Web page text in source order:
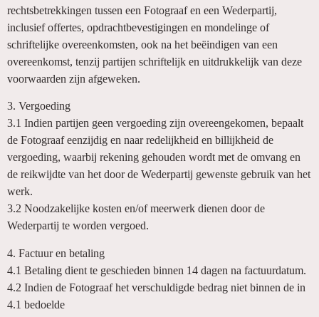
rechtsbetrekkingen tussen een Fotograaf en een Wederpartij,
inclusief offertes, opdrachtbevestigingen en mondelinge of
schriftelijke overeenkomsten, ook na het beëindigen van een
overeenkomst, tenzij partijen schriftelijk en uitdrukkelijk van deze
voorwaarden zijn afgeweken.
3. Vergoeding
3.1 Indien partijen geen vergoeding zijn overeengekomen, bepaalt
de Fotograaf eenzijdig en naar redelijkheid en billijkheid de
vergoeding, waarbij rekening gehouden wordt met de omvang en
de reikwijdte van het door de Wederpartij gewenste gebruik van het
werk.
3.2 Noodzakelijke kosten en/of meerwerk dienen door de
Wederpartij te worden vergoed.
4. Factuur en betaling
4.1 Betaling dient te geschieden binnen 14 dagen na factuurdatum.
4.2 Indien de Fotograaf het verschuldigde bedrag niet binnen de in
4.1 bedoelde